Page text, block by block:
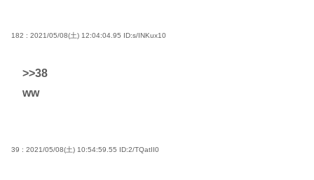
182 : 2021/05/08(土) 12:04:04.95 ID:s/INKux10
>>38
ww
39 : 2021/05/08(土) 10:54:59.55 ID:2/TQatII0